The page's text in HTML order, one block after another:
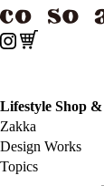
Lifestyle Shop
Zakka
Design Works
Topics